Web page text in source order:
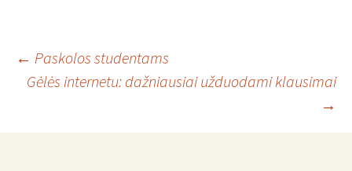
Įrašo
← Paskolos studentams
Gėlės internetu: dažniausiai užduodami klausimai
→